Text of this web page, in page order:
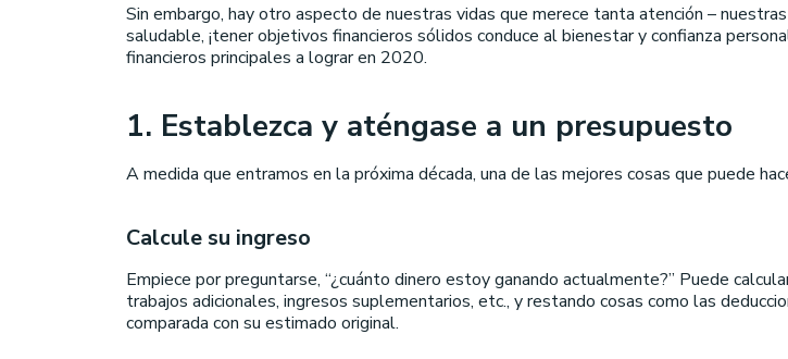
Sin embargo, hay otro aspecto de nuestras vidas que merece tanta atención –
saludable, ¡tener objetivos financieros sólidos conduce al bienestar y confianza
financieros principales a lograr en 2020.
1. Establezca y aténgase a un presupuesto
A medida que entramos en la próxima década, una de las mejores cosas que puede
Calcule su ingreso
Empiece por preguntarse, “¿cuánto dinero estoy ganando actualmente?” Puede
trabajos adicionales, ingresos suplementarios, etc., y restando cosas como las
comparada con su estimado original.